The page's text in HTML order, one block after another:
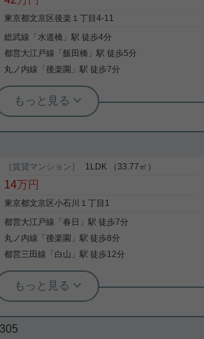
ロック・宅配BOX・追い焚き・浴室乾燥機・独立洗
面台など 内見も可能ですので、少しでも気になる方
詳細を見る
東京都文京区後楽１丁目4-11
総武線 「水道橋 」駅 徒歩4分
都営大江戸線 「飯田橋 」駅 徒歩5分
丸ノ内線 「後楽園 」駅 徒歩7分
ライト デヘスースパトリシオ恒樹
☆東京ドームビューの高級賃貸物件！
収納はシューズボックス・クロゼットなど豊富なの
で、衣類や履き物の整理がしやすく便利です。セキ
ュリティ面は、TVインターホン・オートロックなど
内設備は浴室乾燥機・洗面化粧台など充実した設備
を備え付けています。荷物を注文する時に時間を気
にしなくてよくなる宅配ボックスを共用部に備え付
けております。朝の時間を有効活用できる敷地内ご
み置き場のあるお住まいです。こちらの物件はイン
ターネットをご利用いただけます。文京区エリアや
総武線水道橋近くでお部屋探しをするなら、当社に
ルームアドバイザー
クロゼット バルコニー エレベーター
システムキッチン 洗面所独立
［賃貸マンション］ 1LDK （33.77㎡）
14万円
東京都文京区小石川１丁目1
都営大江戸線 「春日 」駅 徒歩7分
丸ノ内線 「後楽園 」駅 徒歩8分
都営三田線 「 白山 」駅 徒歩12分
会田将弘
都営三田線千石駅A4番出口から徒歩1
分。 千石エリアを中心に賃貸・売買物